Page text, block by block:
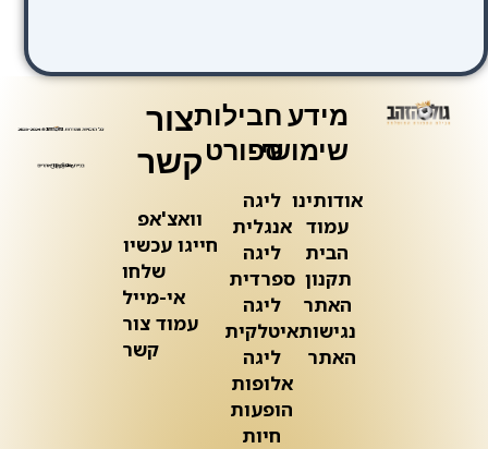
מידע
שימושי
אודותינו
עמוד
הבית
תקנון
האתר
נגישות
האתר
חבילות
ספורט
ליגה
אנגלית
ליגה
ספרדית
ליגה
איטלקית
ליגה
אלופות
הופעות
חיות
צור
קשר
וואצ'אפ
חייגו עכשיו
שלחו
אי-מייל
עמוד צור
קשר